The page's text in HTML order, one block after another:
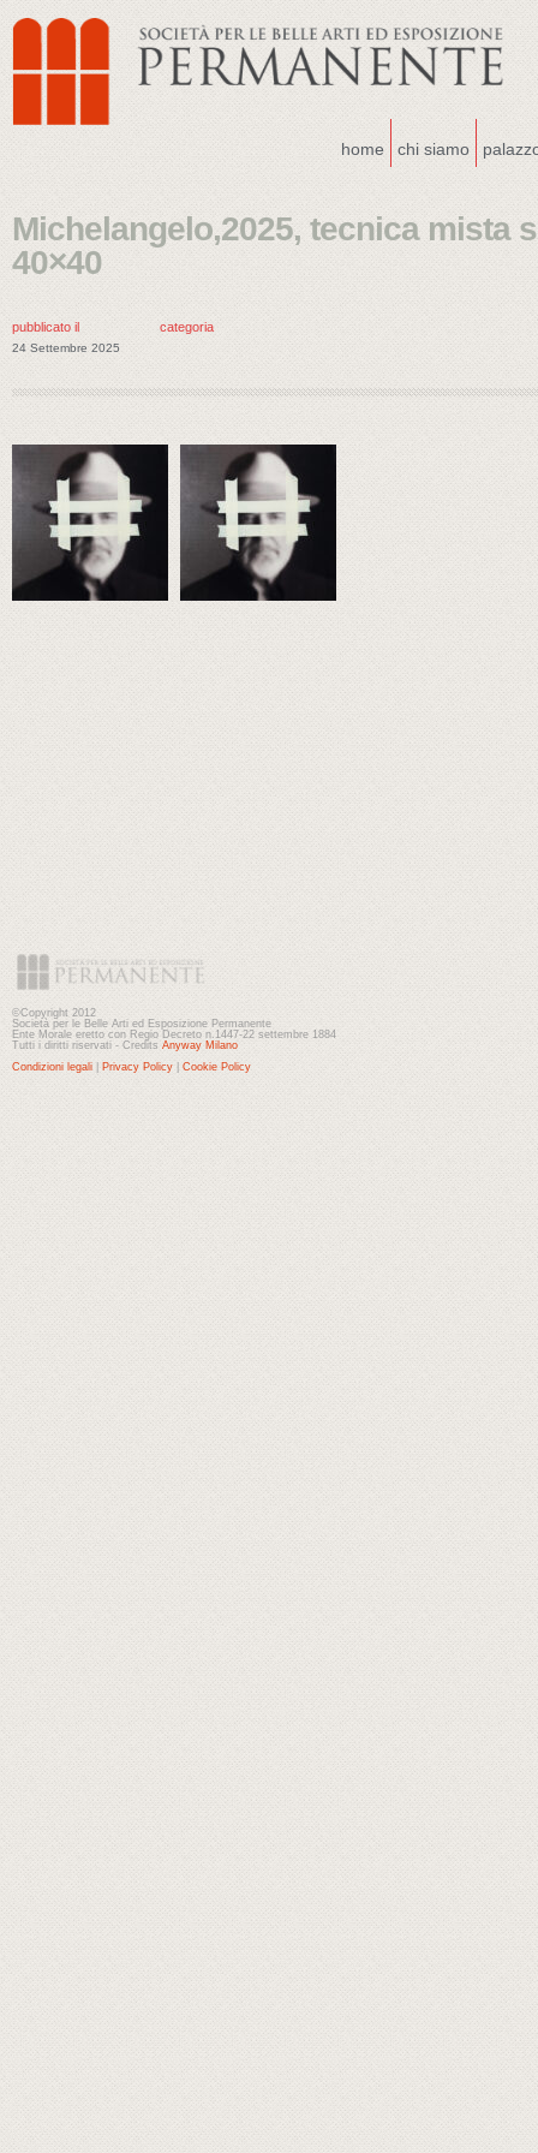
home chi siamo
Michelangelo,2025, tecnica mista
40×40
pubblicato il
24 Settembre 2025
categoria
©Copyright 2012
Società per le Belle Arti ed Esposizione Permanente
Ente Morale eretto con Regio Decreto n.1447-22 settembre 1884
Tutti i diritti riservati - Credits Anyway Milano
Condizioni legali
Privacy Policy Cookie Policy